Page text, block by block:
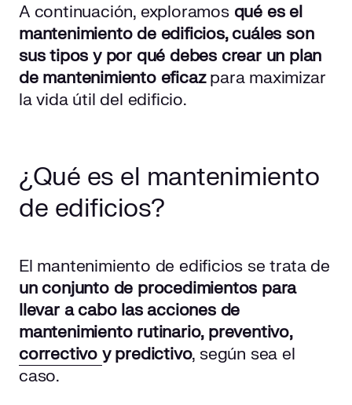
A continuación, exploramos qué es el
mantenimiento de edificios, cuáles son
sus tipos y por qué debes crear un plan
de mantenimiento eficazpara maximizar
la vida útil del edificio.
¿Qué es el mantenimiento
de edificios?
El mantenimiento de edificios se trata de
un conjunto de procedimientos para
llevar a cabo las acciones de
mantenimiento rutinario, preventivo,
correctivo y predictivo, según sea el
caso.